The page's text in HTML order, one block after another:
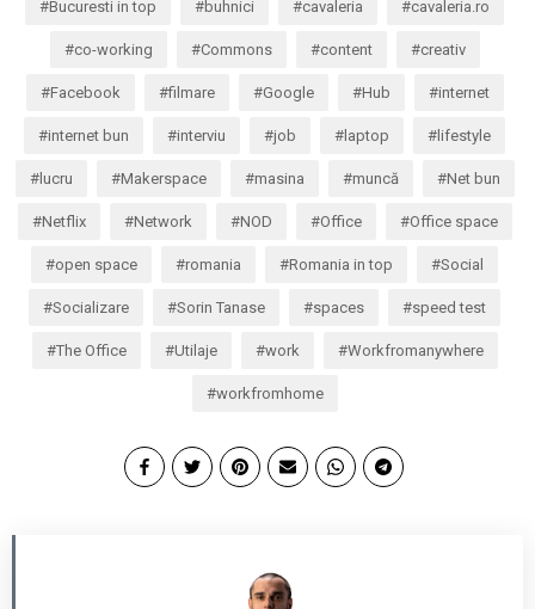
Bucuresti in top buhnici cavaleria cavaleria.ro
co-working Commons content creativ
Facebook filmare Google Hub internet
internet bun interviu job laptop lifestyle
lucru Makerspace masina muncă Net bun
Netflix Network NOD Office Office space
open space romania Romania in top Social
Socializare Sorin Tanase spaces speed test
The Office Utilaje work Workfromanywhere
workfromhome